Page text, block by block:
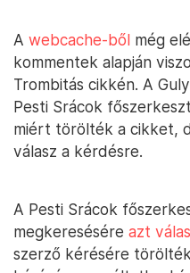
A webcache-ből még
kommentek alapján
Trombitás cikkén. A
Pesti Srácok
miért törölték a cikket,
válasz a kérdésre.
A Pesti Srácok
megkeresésére azt
szerző kérésére